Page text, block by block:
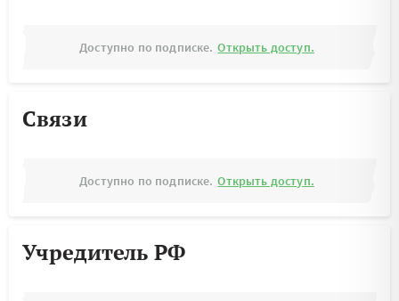
Доступно по подписке. Открыть доступ.
Связи
Доступно по подписке. Открыть доступ.
Учредитель РФ